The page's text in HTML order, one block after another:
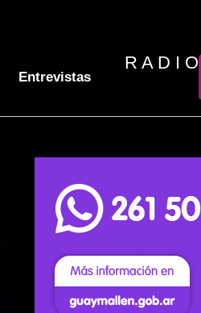
Entrevistas
R A D I O